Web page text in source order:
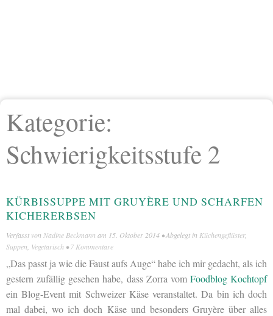
Kategorie:
Schwierigkeitsstufe 2
KÜRBISSUPPE MIT GRUYÈRE UND SCHARFEN
KICHERERBSEN
Verfasst von Nadine Beckmann am 15. Oktober 2014 • Abgelegt in Küchengeflüster,
Suppen Vegetarisch •7 Kommentare
„Das passt ja wie die Faust aufs Auge“ habe ich mir gedacht, als ich
gestern zufällig gesehen habe, dass Zorra vom Foodblog Kochtopf
ein Blog-Event mit Schweizer Käse veranstaltet. Da bin ich doch
mal dabei, wo ich doch Käse und besonders Gruyère über alles